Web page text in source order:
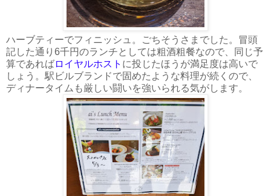
ハーブティーでフィニッシュ。ごちそうさまでした。冒頭
記した通り6千円のランチとしては粗酒粗餐なので、同じ予
算であればロイヤルホスト に投じたほうが満足度は高いで
しょう。駅ビルブランドで固めたような料理が続くので、
ディナータイムも厳しい闘いを強いられる気がします。